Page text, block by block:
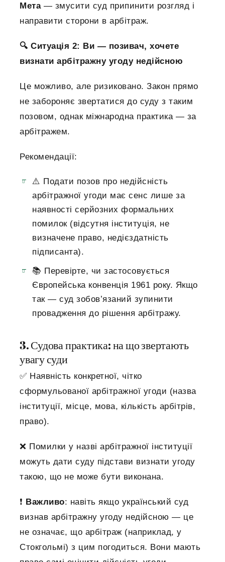
Мета— змусити суд припинити розгляд і
направити сторони в арбітраж.
🔍 Ситуація 2: Ви — позивач, хочете
визнати арбітражну угоду недійсною
Це можливо, але ризиковано. Закон прямо
не забороняє звертатися до суду з таким
позовом, однак міжнародна практика — за
арбітражем.
Рекомендації:
⚠️ Подати позов про недійсність
арбітражної угоди має сенс лише за
наявності серйозних формальних
помилок (відсутня інституція, не
визначене право, недієздатність
підписанта).
📚 Перевірте, чи застосовується
Європейська конвенція 1961 року. Якщо
так — суд зобов’язаний зупинити
провадження до рішення арбітражу.
3. Судова практика: на що звертають
увагу суди
✅ Наявність конкретної, чітко
сформульованої арбітражної угоди (назва
інституції, місце, мова, кількість арбітрів,
право).
❌ Помилки у назві арбітражної інституції
можуть дати суду підстави визнати угоду
такою, що не може бути виконана.
❗ Важливо: навіть якщо український суд
визнав арбітражну угоду недійсною — це
не означає, що арбітраж (наприклад, у
Стокгольмі) з цим погодиться. Вони мають